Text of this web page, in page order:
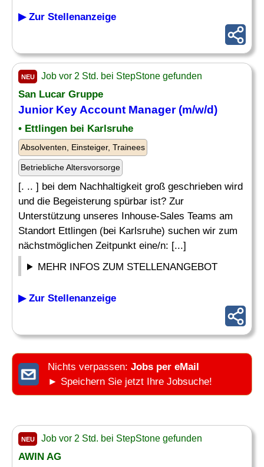
▶ Zur Stellenanzeige
NEU Job vor 2 Std. bei StepStone gefunden
San Lucar Gruppe
Junior Key Account Manager(m/w/d)
• Ettlingen bei Karlsruhe
Absolventen, Einsteiger, Trainees
Betriebliche Altersvorsorge
[. .. ] bei dem Nachhaltigkeit groß geschrieben wird
und die Begeisterung spürbar ist? Zur
Unterstützung unseres Inhouse-Sales Teams am
Standort Ettlingen (bei Karlsruhe) suchen wir zum
nächstmöglichen Zeitpunkt eine/n: [...]
MEHR INFOS ZUM STELLENANGEBOT
▶ Zur Stellenanzeige
Nichts verpassen: Jobs per eMail
► Speichern Sie jetzt Ihre Jobsuche!
NEU Job vor 2 Std. bei StepStone gefunden
AWIN AG